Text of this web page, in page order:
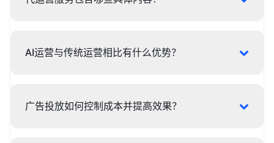
AI运营与传统运营相比有什么优势？
广告投放如何控制成本并提高效果？